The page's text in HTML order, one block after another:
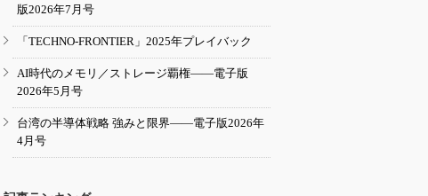
版2026年7月号
「TECHNO-FRONTIER」2025年プレイバック
AI時代のメモリ／ストレージ覇権――電子版
2026年5月号
台湾の半導体戦略 強みと限界――電子版2026年
4月号